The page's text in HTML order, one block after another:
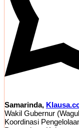
Samarinda,
Wakil Gubernur
Koordinasi